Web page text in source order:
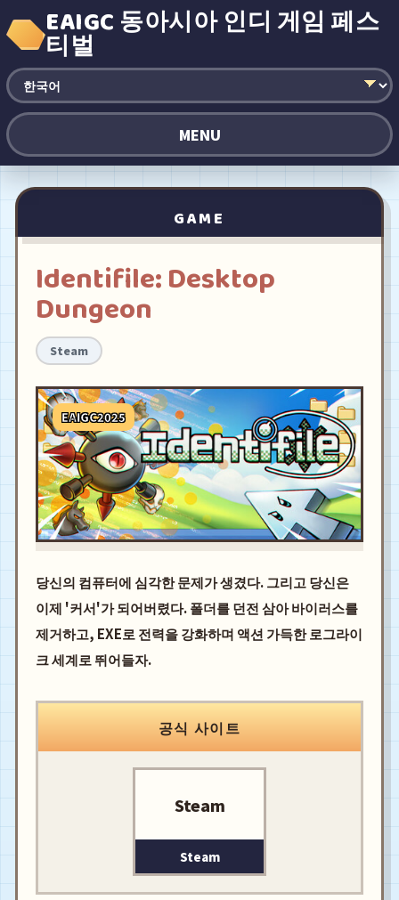
EAIGC 동아시아 인디 게임 페스
티벌
MENU
GAME
Identifile: Desktop
Dungeon
Steam
EAIGC2025
당신의 컴퓨터에 심각한 문제가 생겼다. 그리고 당신은
이제 '커서'가 되어버렸다. 폴더를 던전 삼아 바이러스를
제거하고, EXE로 전력을 강화하며 액션 가득한 로그라이
크 세계로 뛰어들자.
공식 사이트
Steam
Steam